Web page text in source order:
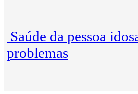
Saúde da pessoa
problemas